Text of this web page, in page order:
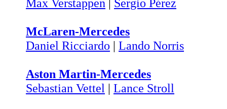
Max Verstappen | Sergio Pérez
McLaren-Mercedes
Daniel Ricciardo | Lando Norris
Aston Martin-Mercedes
Sebastian Vettel | Lance Stroll